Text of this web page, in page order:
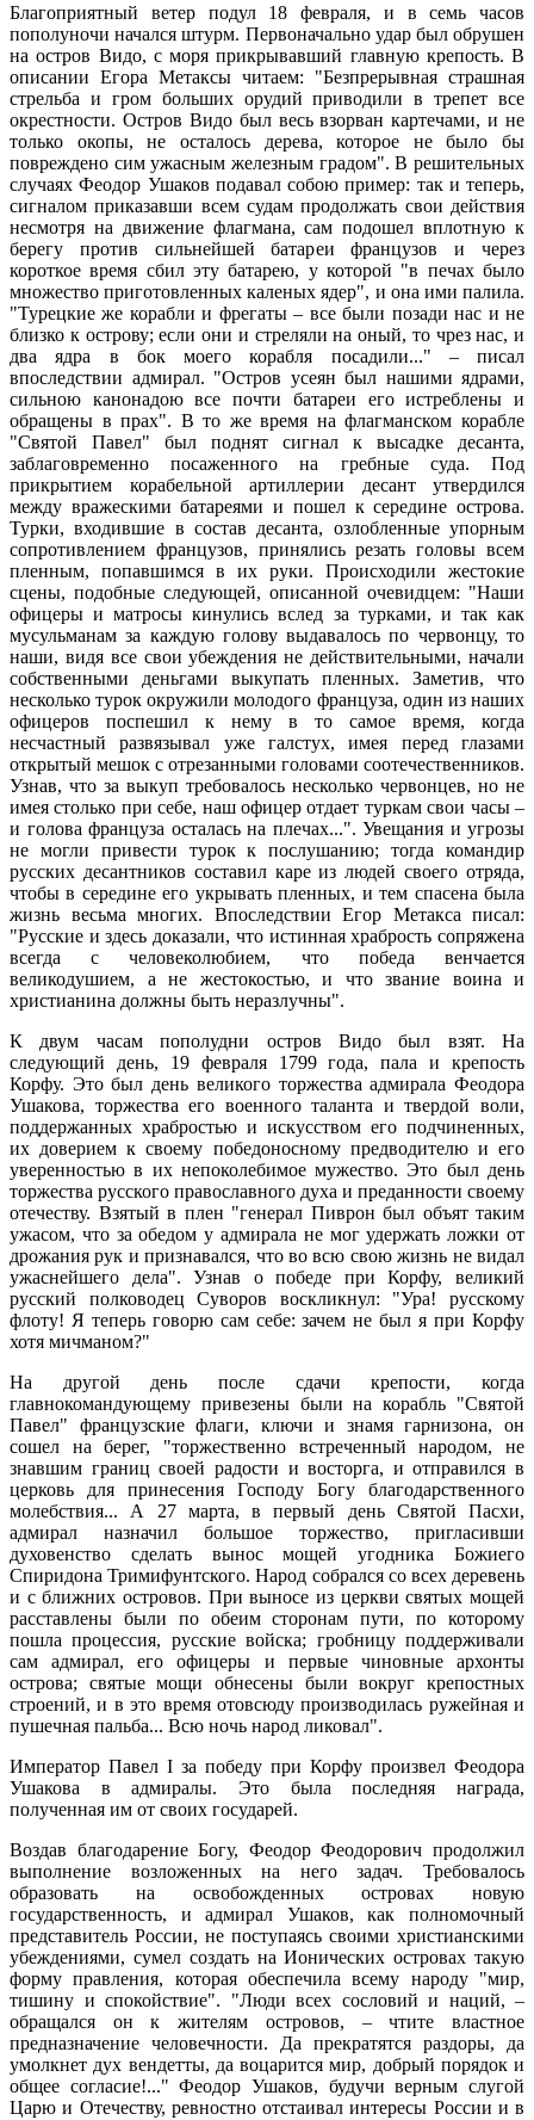
Благоприятный ветер подул 18 февраля, и в семь часов
пополуночи начался штурм. Первоначально удар был обрушен
на остров Видо, с моря прикрывавший главную крепость. В
описании Егора Метаксы читаем: "Безпрерывная страшная
стрельба и гром больших орудий приводили в трепет все
окрестности. Остров Видо был весь взорван картечами, и не
только окопы, не осталось дерева, которое не было бы
повреждено сим ужасным железным градом". В решительных
случаях Феодор Ушаков подавал собою пример: так и теперь,
сигналом приказавши всем судам продолжать свои действия
несмотря на движение флагмана, сам подошел вплотную к
берегу против сильнейшей батареи французов и через
короткое время сбил эту батарею, у которой "в печах было
множество приготовленных каленых ядер", и она ими палила.
"Турецкие же корабли и фрегаты – все были позади нас и не
близко к острову; если они и стреляли на оный, то чрез нас, и
два ядра в бок моего корабля посадили..." – писал
впоследствии адмирал. "Остров усеян был нашими ядрами,
сильною канонадою все почти батареи его истреблены и
обращены в прах". В то же время на флагманском корабле
"Святой Павел" был поднят сигнал к высадке десанта,
заблаговременно посаженного на гребные суда. Под
прикрытием корабельной артиллерии десант утвердился
между вражескими батареями и пошел к середине острова.
Турки, входившие в состав десанта, озлобленные упорным
сопротивлением французов, принялись резать головы всем
пленным, попавшимся в их руки. Происходили жестокие
сцены, подобные следующей, описанной очевидцем: "Наши
офицеры и матросы кинулись вслед за турками, и так как
мусульманам за каждую голову выдавалось по червонцу, то
наши, видя все свои убеждения не действительными, начали
собственными деньгами выкупать пленных. Заметив, что
несколько турок окружили молодого француза, один из наших
офицеров поспешил к нему в то самое время, когда
несчастный развязывал уже галстух, имея перед глазами
открытый мешок с отрезанными головами соотечественников.
Узнав, что за выкуп требовалось несколько червонцев, но не
имея столько при себе, наш офицер отдает туркам свои часы –
и голова француза осталась на плечах...". Увещания и угрозы
не могли привести турок к послушанию; тогда командир
русских десантников составил каре из людей своего отряда,
чтобы в середине его укрывать пленных, и тем спасена была
жизнь весьма многих. Впоследствии Егор Метакса писал:
"Русские и здесь доказали, что истинная храбрость сопряжена
всегда с человеколюбием, что победа венчается
великодушием, а не жестокостью, и что звание воина и
христианина должны быть неразлучны".
К двум часам пополудни остров Видо был взят. На
следующий день, 19 февраля 1799 года, пала и крепость
Корфу. Это был день великого торжества адмирала Феодора
Ушакова, торжества его военного таланта и твердой воли,
поддержанных храбростью и искусством его подчиненных,
их доверием к своему победоносному предводителю и его
уверенностью в их непоколебимое мужество. Это был день
торжества русского православного духа и преданности своему
отечеству. Взятый в плен "генерал Пиврон был объят таким
ужасом, что за обедом у адмирала не мог удержать ложки от
дрожания рук и признавался, что во всю свою жизнь не видал
ужаснейшего дела". Узнав о победе при Корфу, великий
русский полководец Суворов воскликнул: "Ура! русскому
флоту! Я теперь говорю сам себе: зачем не был я при Корфу
хотя мичманом?"
На другой день после сдачи крепости, когда
главнокомандующему привезены были на корабль "Святой
Павел" французские флаги, ключи и знамя гарнизона, он
сошел на берег, "торжественно встреченный народом, не
знавшим границ своей радости и восторга, и отправился в
церковь для принесения Господу Богу благодарственного
молебствия... А 27 марта, в первый день Святой Пасхи,
адмирал назначил большое торжество, пригласивши
духовенство сделать вынос мощей угодника Божиего
Спиридона Тримифунтского. Народ собрался со всех деревень
и с ближних островов. При выносе из церкви святых мощей
расставлены были по обеим сторонам пути, по которому
пошла процессия, русские войска; гробницу поддерживали
сам адмирал, его офицеры и первые чиновные архонты
острова; святые мощи обнесены были вокруг крепостных
строений, и в это время отовсюду производилась ружейная и
пушечная пальба... Всю ночь народ ликовал".
Император Павел I за победу при Корфу произвел Феодора
Ушакова в адмиралы. Это была последняя награда,
полученная им от своих государей.
Воздав благодарение Богу, Феодор Феодорович продолжил
выполнение возложенных на него задач. Требовалось
образовать на освобожденных островах новую
государственность, и адмирал Ушаков, как полномочный
представитель России, не поступаясь своими христианскими
убеждениями, сумел создать на Ионических островах такую
форму правления, которая обеспечила всему народу "мир,
тишину и спокойствие". "Люди всех сословий и наций, –
обращался он к жителям островов, – чтите властное
предназначение человечности. Да прекратятся раздоры, да
умолкнет дух вендетты, да воцарится мир, добрый порядок и
общее согласие!..." Феодор Ушаков, будучи верным слугой
Царю и Отечеству, ревностно отстаивал интересы России и в